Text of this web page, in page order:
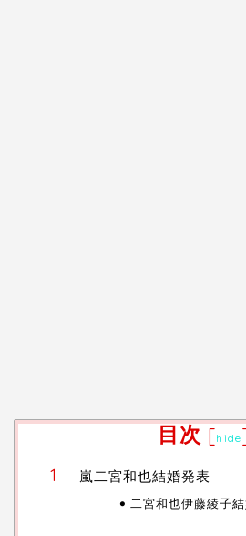
目次 [hide
嵐二宮和也結婚発表
二宮和也伊藤綾子